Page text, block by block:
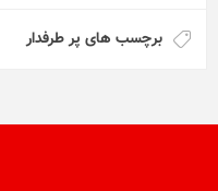
برچسب های پر طرفدار